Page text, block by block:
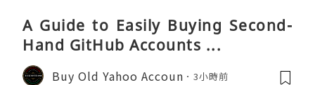
A Guide to Easily Buying Second-
Hand GitHub Accounts ...
Buy Old Yahoo Accoun 3小時前